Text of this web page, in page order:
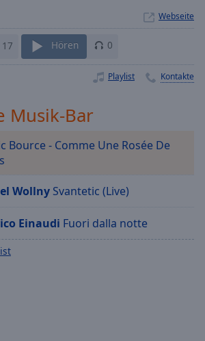
Webseite
17 Hören 0
Playlist Kontakte
Musik-Bar
Bource - Comme Une Rosée De
Wollny Svantetic (Live)
Einaudi Fuori dalla notte